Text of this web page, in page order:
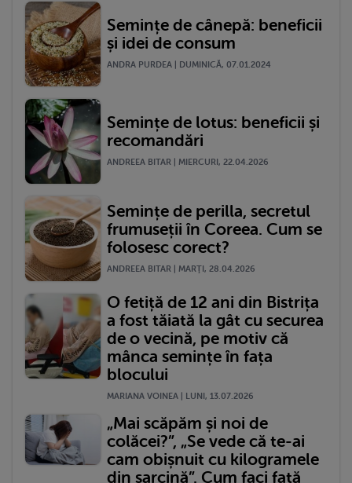
Semințe de cânepă: beneficii
și idei de consum
ANDRA PURDEA | DUMINICĂ, 07.01.2024
Semințe de lotus: beneficii și
recomandări
ANDREEA BITAR | MIERCURI, 22.04.2026
Semințe de perilla, secretul
frumuseții în Coreea. Cum se
folosesc corect?
ANDREEA BITAR | MARŢI, 28.04.2026
O fetiță de 12 ani din Bistrița
a fost tăiată la gât cu securea
de o vecină, pe motiv că
mânca semințe în fața
blocului
MARIANA VOINEA | LUNI, 13.07.2026
„Mai scăpăm și noi de
colăcei?”, „Se vede că te-ai
cam obișnuit cu kilogramele
din sarcină”. Cum faci față